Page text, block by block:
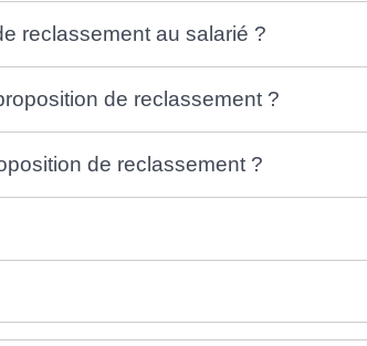
reclassement au salarié ?
de reclassement ?
de reclassement ?